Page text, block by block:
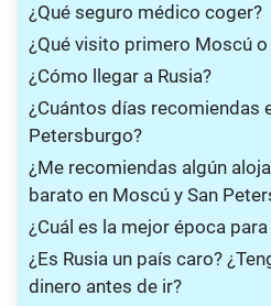
¿Qué seguro médico coger?
¿Qué visito primero Moscú
¿Cómo llegar a Rusia?
¿Cuántos días recomiendas
Petersburgo?
¿Me recomiendas algún
barato en Moscú y San
¿Cuál es la mejor época para
¿Es Rusia un país caro?
dinero antes de ir?